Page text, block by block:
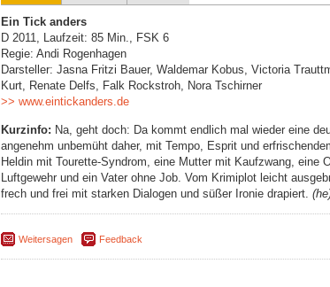
Ein Tick anders
D 2011, Laufzeit: 85 Min., FSK 6
Regie: Andi Rogenhagen
Darsteller: Jasna Fritzi Bauer, Waldemar Kobus, Victoria
Kurt, Renate Delfs, Falk Rockstroh, Nora Tschirner
>> www.eintickanders.de
Kurzinfo: Na, geht doch: Da kommt endlich mal wieder eine
angenehm unbemüht daher, mit Tempo, Esprit und
Heldin mit Tourette-Syndrom, eine Mutter mit Kaufzwang, eine
Luftgewehr und ein Vater ohne Job. Vom Krimiplot leicht
frech und frei mit starken Dialogen und süßer Ironie drapiert.
Weitersagen Feedback